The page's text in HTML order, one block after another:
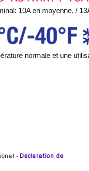
10A en moyenne. /
normale et une
- Declaration de